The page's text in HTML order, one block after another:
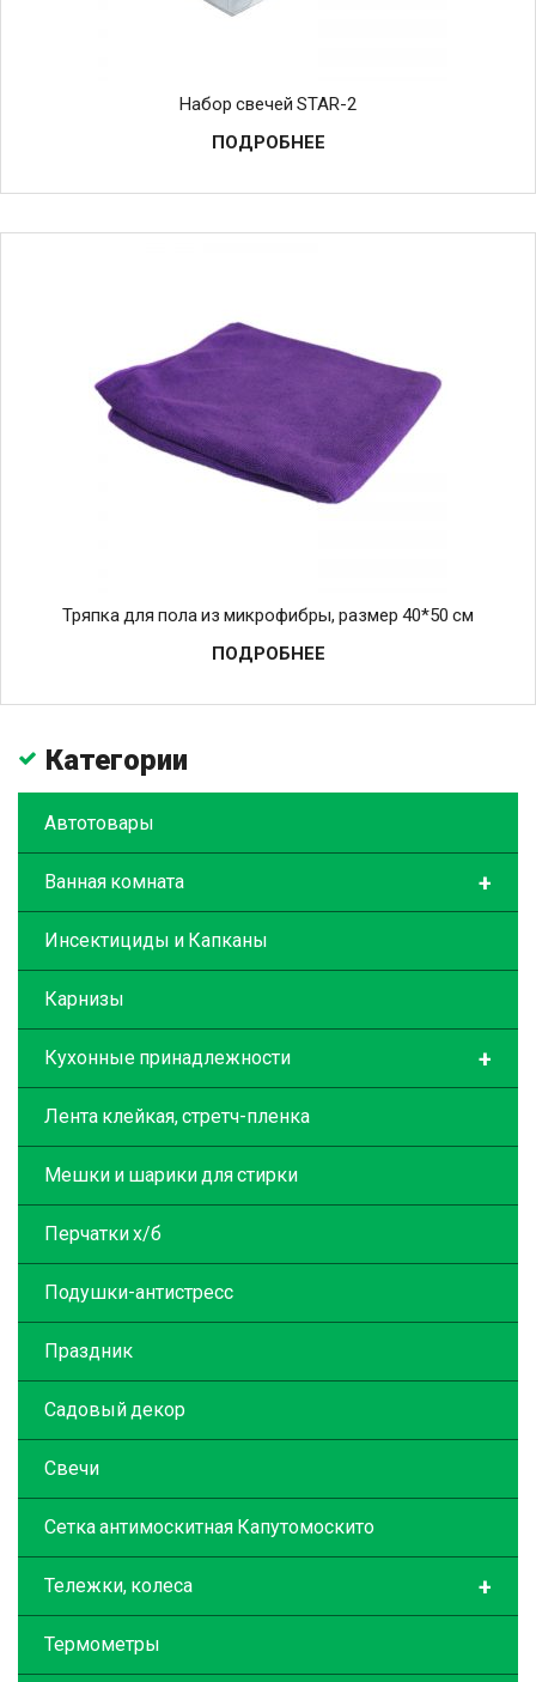
Набор свечей STAR-2
ПОДРОБНЕЕ
Тряпка для пола из микрофибры, размер 40*50 см
ПОДРОБНЕЕ
Категории
Автотовары
+
Ванная комната
Инсектициды и Капканы
Карнизы
+
Кухонные принадлежности
Лента клейкая, стретч-пленка
Мешки и шарики для стирки
Перчатки х/б
Подушки-антистресс
Праздник
Садовый декор
Свечи
Сетка антимоскитная Капутомоскито
+
Тележки, колеса
Термометры